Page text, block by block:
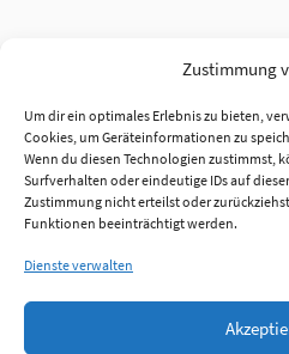
Zustimmung
Um dir ein optimales Erlebnis zu bieten,
Cookies, um Geräteinformationen zu
Wenn du diesen Technologien zustimmst,
Surfverhalten oder eindeutige IDs auf
Zustimmung nicht erteilst oder
Funktionen beeinträchtigt werden.
Dienste verwalten